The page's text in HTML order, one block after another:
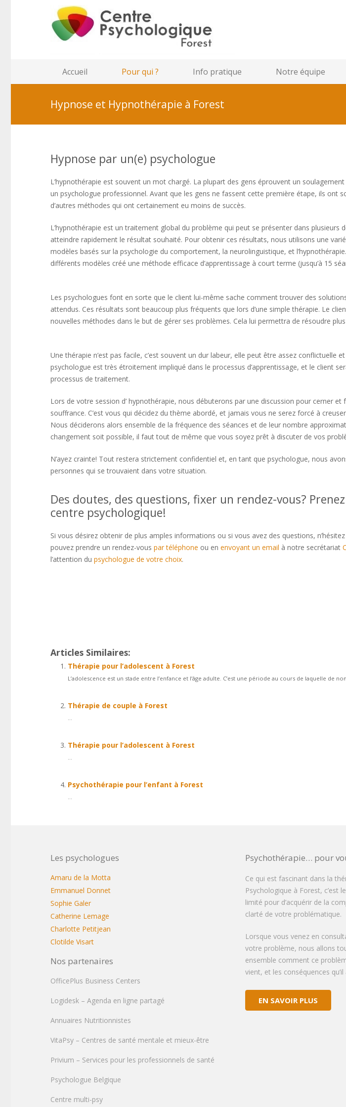
Accueil Pour qui ? Info pratique Notre équipe
Hypnose et Hypnothérapie à Forest
Hypnose par un(e) psychologue
L’hypnothérapie est souvent un mot chargé. La plupart des gens éprouvent un
un psychologue professionnel. Avant que les gens ne fassent cette première étape, ils ont
d’autres méthodes qui ont certainement eu moins de succès.
L’hypnothérapie est un traitement global du problème qui peut se présenter dans plusieurs
atteindre rapidement le résultat souhaité. Pour obtenir ces résultats, nous utilisons une
modèles basés sur la psychologie du comportement, la neurolinguistique, et
différents modèles créé une méthode efficace d’apprentissage à court terme (jusqu’à 15
Les psychologues font en sorte que le client lui-même sache comment trouver des
attendus. Ces résultats sont beaucoup plus fréquents que lors d’une simple thérapie. Le
nouvelles méthodes dans le but de gérer ses problèmes. Cela lui permettra de résoudre
Une thérapie n’est pas facile, c’est souvent un dur labeur, elle peut être assez conflictuelle
psychologue est très étroitement impliqué dans le processus d’apprentissage, et le client
processus de traitement.
Lors de votre session d’ hypnothérapie, nous débuterons par une discussion pour cerner
souffrance. C’est vous qui décidez du thème abordé, et jamais vous ne serez forcé à
Nous déciderons alors ensemble de la fréquence des séances et de leur nombre
changement soit possible, il faut tout de même que vous soyez prêt à discuter de vos
N’ayez crainte! Tout restera strictement confidentiel et, en tant que psychologue, nous
personnes qui se trouvaient dans votre situation.
Des doutes, des questions, fixer un rendez-vous?
centre psychologique!
Si vous désirez obtenir de plus amples informations ou si vous avez des questions,
pouvez prendre un rendez-vous par téléphone ou en envoyant un email à notre secrétariat
l’attention du psychologue de votre choix.
Articles Similaires:
Thérapie pour l’adolescent à Forest
L’adolescence est un stade entre l’enfance et l’âge adulte. C’est une période au cours de laquelle de
Thérapie de couple à Forest
...
Thérapie pour l’adolescent à Forest
...
Psychothérapie pour l’enfant à Forest
...
Les psychologues
Amaru de la Motta
Emmanuel Donnet
Sophie Galer
Catherine Lemage
Charlotte Petitjean
Clotilde Visart
Nos partenaires
OfficePlus Business Centers
Logidesk – Agenda en ligne partagé
Annuaires Nutritionnistes
VitaPsy – Centres de santé mentale et mieux-être
Privium – Services pour les professionnels de santé
Psychologue Belgique
Centre multi-psy
Psychothérapie… pour
Ce qui est fascinant dans la
Psychologique à Forest, c’est
limité pour d’acquérir de la
clarté de votre problématique.
Lorsque vous venez en
votre problème, nous allons
ensemble comment ce
vient, et les conséquences
EN SAVOIR PLUS